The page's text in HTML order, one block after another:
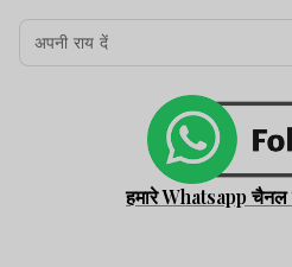
हमारे Whatsapp